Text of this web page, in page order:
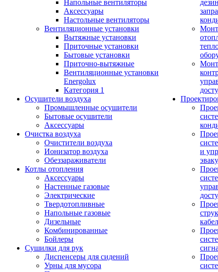
Напольные вентиляторы
Аксессуары
Настольные вентиляторы
Вентиляционные установки
Вытяжные установки
Приточные установки
Бытовые установки
Приточно-вытяжные
Вентиляционные установки
Energolux
Категория 1
Осушители воздуха
Промышленные осушители
Бытовые осушители
Аксессуары
Очистка воздуха
Очистители воздуха
Ионизатор воздуха
Обеззараживатели
Котлы отопления
Аксессуары
Настенные газовые
Электрические
Твердотопливные
Напольные газовые
Дизельные
Комбинированные
Бойлеры
Сушилки для рук
Диспенсеры для сидений
Урны для мусора
и